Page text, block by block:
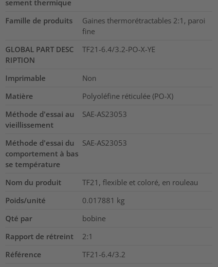
sement thermique
Famille de produits
Gaines thermorétractables 2:1, paroi
fine
GLOBAL PART DESC
RIPTION
TF21-6.4/3.2-PO-X-YE
Imprimable
Non
Matière
Polyoléfine réticulée (PO-X)
Méthode d'essai au
vieillissement
SAE-AS23053
Méthode d'essai du
comportement à bas
se température
SAE-AS23053
Nom du produit
TF21, flexible et coloré, en rouleau
Poids/unité
0.017881 kg
Qté par
bobine
Rapport de rétreint
2:1
Référence
TF21-6.4/3.2